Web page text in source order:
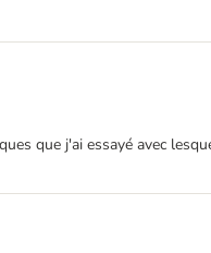
que j'ai essayé avec